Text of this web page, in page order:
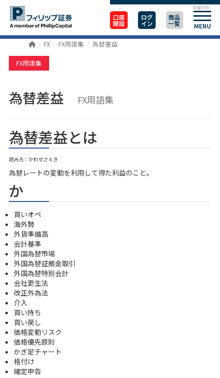
口座
開設
ログ
イン
商品
一覧 MENU
English
FX FX用語集 為替差益
FX用語集
為替差益 FX用語集
為替差益とは
読み方：かわせさえき
為替レートの変動を利用して得た利益のこと。
か
買いオペ
海外勢
外貨準備高
会計基準
外国為替市場
外国為替証拠金取引
外国為替特別会計
会社更生法
改正外為法
介入
買い持ち
買い戻し
価格変動リスク
価格優先原則
かぎ足チャート
格付け
確定申告